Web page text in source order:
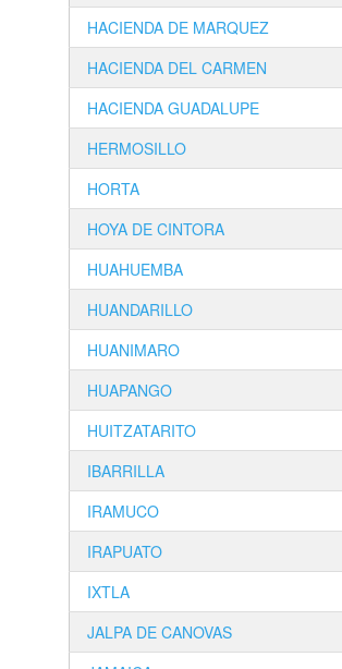
HACIENDA DE MARQUEZ
HACIENDA DEL CARMEN
HACIENDA GUADALUPE
HERMOSILLO
HORTA
HOYA DE CINTORA
HUAHUEMBA
HUANDARILLO
HUANIMARO
HUAPANGO
HUITZATARITO
IBARRILLA
IRAMUCO
IRAPUATO
IXTLA
JALPA DE CANOVAS